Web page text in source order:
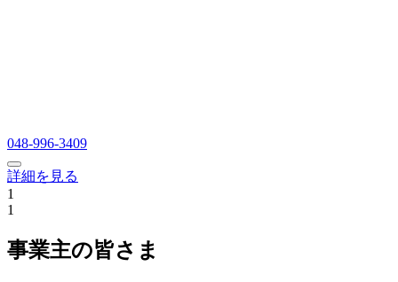
048-996-3409
詳細を見る
1
1
事業主の皆さま